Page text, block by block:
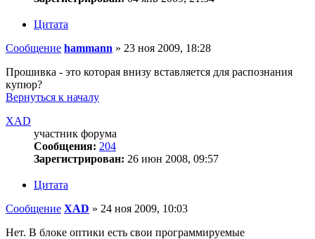
Цитата
Сообщение hammann » 23 ноя 2009, 18:28
Прошивка - это которая внизу вставляется для распознания
купюр?
Вернуться к началу
XAD
участник форума
Сообщения: 204
Зарегистрирован: 26 июн 2008, 09:57
Цитата
Сообщение XAD » 24 ноя 2009, 10:03
Нет. В блоке оптики есть свои программируемые